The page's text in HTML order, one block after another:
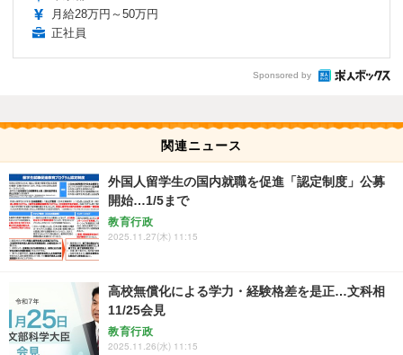
月給28万円～50万円
正社員
Sponsored by
関連ニュース
外国人留学生の国内就職を促進「認定制度」公募
開始…1/5まで
教育行政
2025.11.27(木) 11:15
高校無償化による学力・経験格差を是正…文科相
11/25会見
教育行政
2025.11.26(水) 11:15